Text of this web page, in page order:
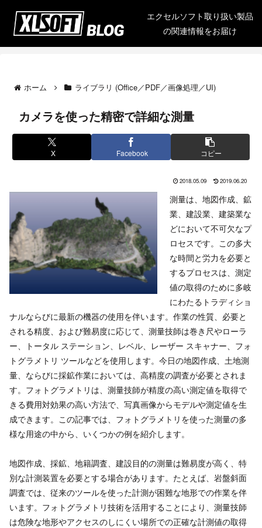
エクセルソフト取り扱い製品
の関連情報をお届け
ホーム ライブラリ (Office／PDF／画像処理／UI)
カメラを使った精密で詳細な測量
X Facebook コピー
2018.05.09 2019.06.20
測量は、地図作成、鉱
業、建設業、建築業な
どにおいて不可欠なプ
ロセスです。この多大
な時間と労力を必要と
するプロセスは、測定
値の取得のために多岐
にわたるトラディショ
ナルならびに最新の機器の使用を伴います。作業の性質、必要と
される精度、および難易度に応じて、測量技師は巻き尺やローラ
ー、トータル ステーション、レベル、レーザー スキャナー、フォ
トグラメトリ ツールなどを使用します。今日の地図作成、土地測
量、ならびに採鉱作業においては、高精度の調査が必要とされま
す。フォトグラメトリは、測量技師が精度の高い測定値を取得で
きる費用対効果の高い方法で、写真画像からモデルや測定値を生
成できます。この記事では、フォトグラメトリを使った測量の多
様な用途の中から、いくつかの例を紹介します。
地図作成、採鉱、地籍調査、建設目的の測量は難易度が高く、特
別な計測装置を必要とする場合があります。たとえば、岩盤斜面
調査では、従来のツールを使った計測が困難な地形での作業を伴
います。フォトグラメトリ技術を活用することにより、測量技師
は危険な地形やアクセスのしにくい場所での正確な計測値の取得